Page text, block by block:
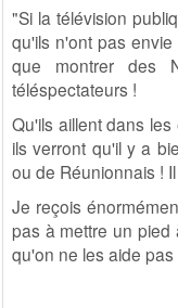
"Si la télévision
qu'ils n'ont pas
que montrer des
téléspectateurs !
Qu'ils aillent dans
ils verront qu'il y a
ou de Réunionnais !
Je reçois
pas à mettre un pied
qu'on ne les aide pas